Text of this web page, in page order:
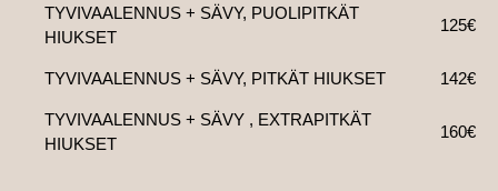
TYVIVAALENNUS + SÄVY, PUOLIPITKÄT
HIUKSET
125€
TYVIVAALENNUS + SÄVY, PITKÄT HIUKSET 142€
TYVIVAALENNUS + SÄVY , EXTRAPITKÄT
HIUKSET
160€